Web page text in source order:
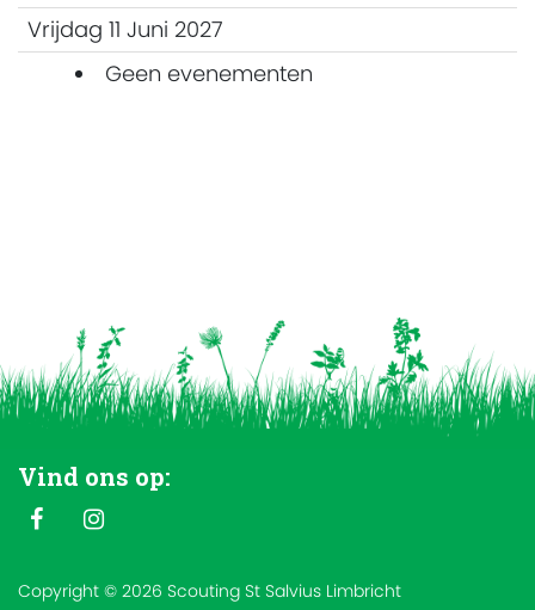
Vrijdag 11 Juni 2027
Geen evenementen
Vind ons op:
Copyright © 2026 Scouting St Salvius Limbricht